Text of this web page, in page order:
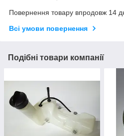
Повернення товару впродовж 14
Всі умови повернення
Подібні товари компанії